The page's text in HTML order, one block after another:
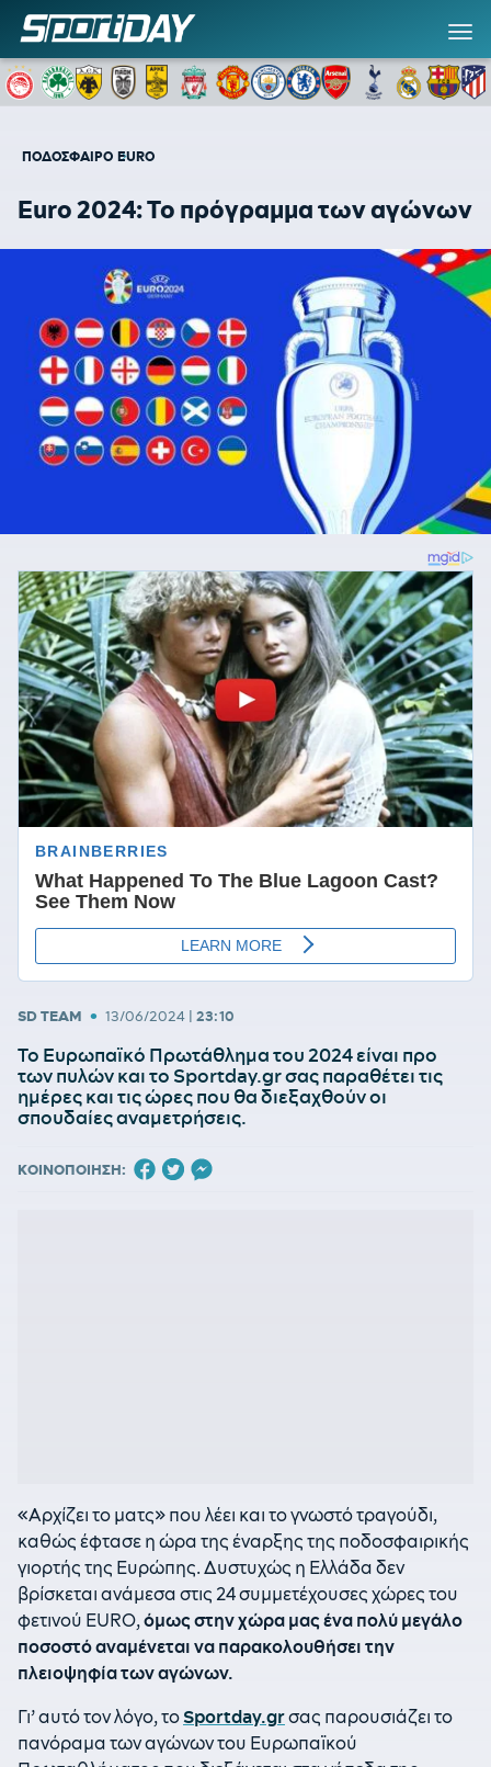
ΠΟΔΟΣΦΑΙΡΟ EURO
Euro 2024: Το πρόγραμμα των αγώνων
SD TEAM • 13/06/2024 | 23:10
Το Ευρωπαϊκό Πρωτάθλημα του 2024 είναι προ
των πυλών και το Sportday.gr σας παραθέτει τις
ημέρες και τις ώρες που θα διεξαχθούν οι
σπουδαίες αναμετρήσεις.
ΚΟΙΝΟΠΟΙΗΣΗ:
«Αρχίζει το ματς» που λέει και το γνωστό τραγούδι,
καθώς έφτασε η ώρα της έναρξης της ποδοσφαιρικής
γιορτής της Ευρώπης. Δυστυχώς η Ελλάδα δεν
βρίσκεται ανάμεσα στις 24 συμμετέχουσες χώρες του
φετινού EURO,όμως στην χώρα μας ένα πολύ μεγάλο
ποσοστό αναμένεται να παρακολουθήσει την
πλειοψηφία των αγώνων.
Γι’ αυτό τον λόγο, τοSportday.grσας παρουσιάζει το
πανόραμα των αγώνων του Ευρωπαϊκού